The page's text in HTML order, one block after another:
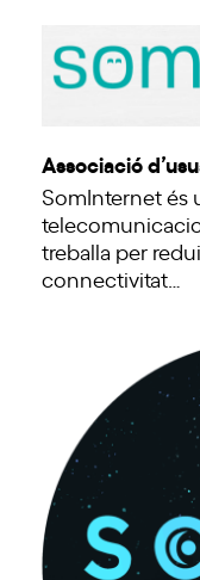
Associació
SomInternet és
treballa per
connectivitat…